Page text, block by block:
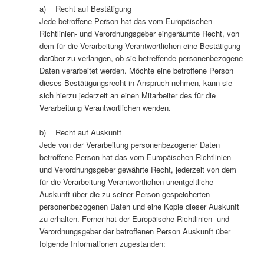
a) Recht auf Bestätigung
Jede betroffene Person hat das vom Europäischen
Richtlinien- und Verordnungsgeber eingeräumte Recht, von
dem für die Verarbeitung Verantwortlichen eine Bestätigung
darüber zu verlangen, ob sie betreffende personenbezogene
Daten verarbeitet werden. Möchte eine betroffene Person
dieses Bestätigungsrecht in Anspruch nehmen, kann sie
sich hierzu jederzeit an einen Mitarbeiter des für die
Verarbeitung Verantwortlichen wenden.
b) Recht auf Auskunft
Jede von der Verarbeitung personenbezogener Daten
betroffene Person hat das vom Europäischen Richtlinien-
und Verordnungsgeber gewährte Recht, jederzeit von dem
für die Verarbeitung Verantwortlichen unentgeltliche
Auskunft über die zu seiner Person gespeicherten
personenbezogenen Daten und eine Kopie dieser Auskunft
zu erhalten. Ferner hat der Europäische Richtlinien- und
Verordnungsgeber der betroffenen Person Auskunft über
folgende Informationen zugestanden: